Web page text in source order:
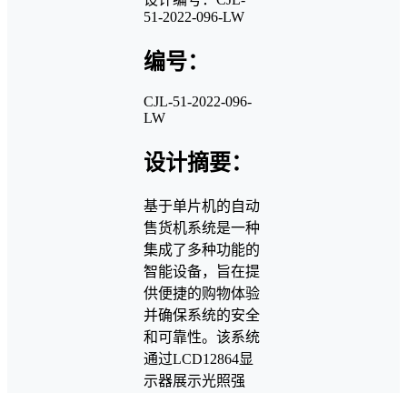
51-2022-096-LW
编号：
CJL-51-2022-096-
LW
设计摘要：
基于单片机的自动
售货机系统是一种
集成了多种功能的
智能设备，旨在提
供便捷的购物体验
并确保系统的安全
和可靠性。该系统
通过LCD12864显
示器展示光照强